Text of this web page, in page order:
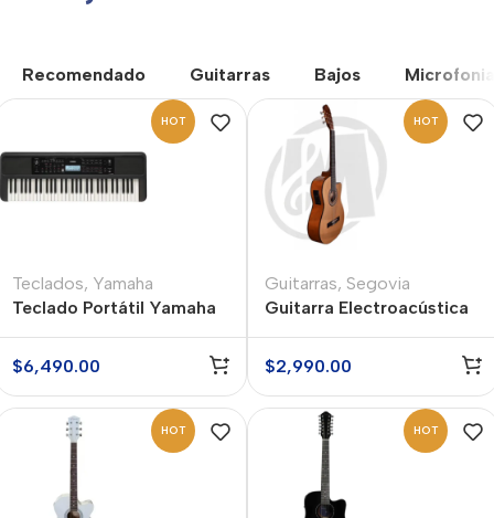
Recomendado Guitarras Bajos Microfonia
HOT
Teclados, Yamaha
Teclado Portátil Yamaha
PSR-E383
$6,490.00
HOT
Guitarras, Segovia
Guitarra Electroacústica
Segovia SGC209CE
$2,990.00
HOT HOT